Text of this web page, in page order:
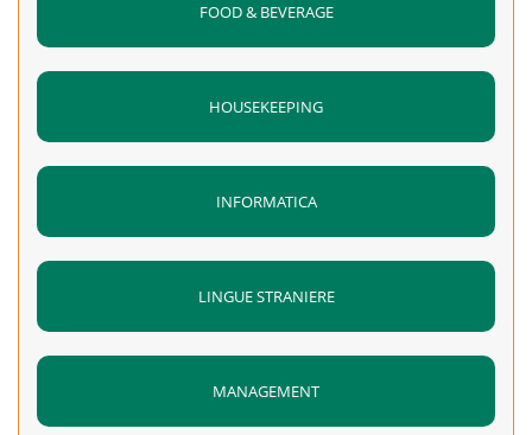
FOOD & BEVERAGE
HOUSEKEEPING
INFORMATICA
LINGUE STRANIERE
MANAGEMENT